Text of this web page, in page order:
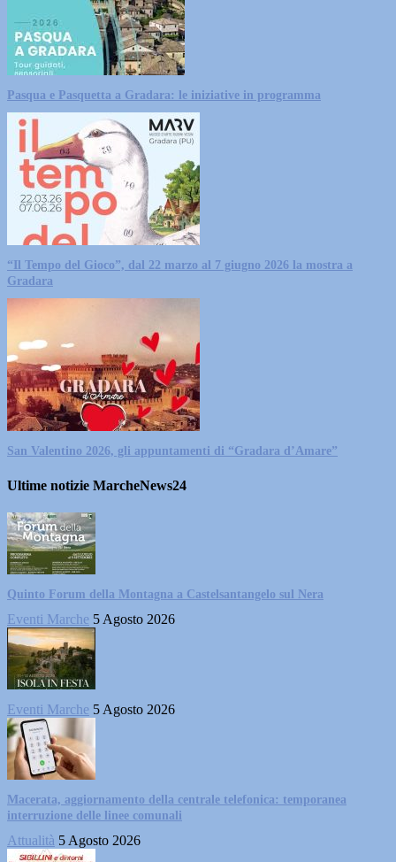
Pasqua e Pasquetta a Gradara: le iniziative in programma
“Il Tempo del Gioco”, dal 22 marzo al 7 giugno 2026 la mostra a
Gradara
San Valentino 2026, gli appuntamenti di “Gradara d’Amare”
Ultime notizie MarcheNews24
Quinto Forum della Montagna a Castelsantangelo sul Nera
Eventi Marche 5 Agosto 2026
Eventi Marche 5 Agosto 2026
Macerata, aggiornamento della centrale telefonica: temporanea
interruzione delle linee comunali
Attualità 5 Agosto 2026